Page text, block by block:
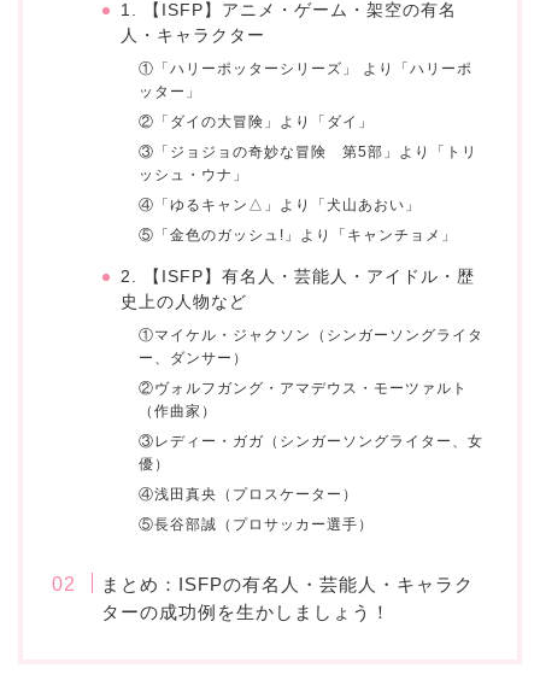
1. 【ISFP】アニメ・ゲーム・架空の有名
人・キャラクター
①「ハリーポッターシリーズ」 より「ハリーポ
ッター」
②「ダイの大冒険」より「ダイ」
③「ジョジョの奇妙な冒険 第5部」より「トリ
ッシュ・ウナ」
④「ゆるキャン△」より「犬山あおい」
⑤「金色のガッシュ!」より「キャンチョメ」
2. 【ISFP】有名人・芸能人・アイドル・歴
史上の人物など
①マイケル・ジャクソン（シンガーソングライタ
ー、ダンサー）
②ヴォルフガング・アマデウス・モーツァルト
（作曲家）
③レディー・ガガ（シンガーソングライター、女
優）
④浅田真央（プロスケーター）
⑤長谷部誠（プロサッカー選手）
まとめ：ISFPの有名人・芸能人・キャラク
ターの成功例を生かしましょう！